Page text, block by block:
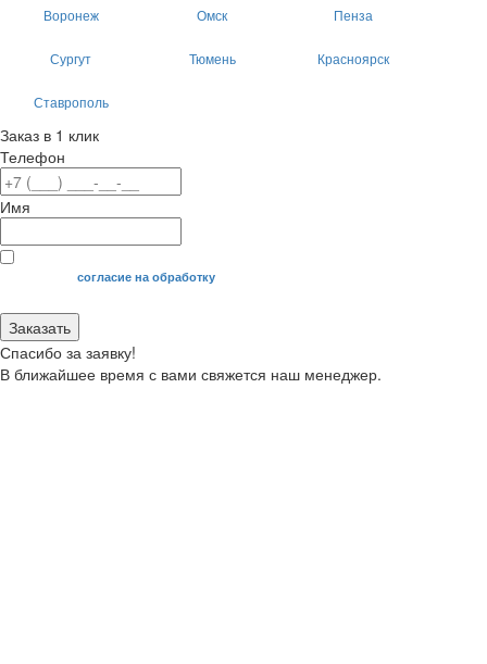
Воронеж Омск Пенза
Сургут Тюмень Красноярск
Ставрополь
Заказ в 1 клик
Телефон
Имя
Я даю своесогласие на обработку
Заказать
Спасибо за заявку!
В ближайшее время с вами свяжется наш менеджер.